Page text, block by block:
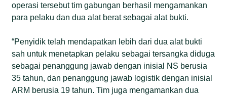
operasi tersebut tim gabungan berhasil mengamankan
para pelaku dan dua alat berat sebagai alat bukti.
“Penyidik telah mendapatkan lebih dari dua alat bukti
sah untuk menetapkan pelaku sebagai tersangka diduga
sebagai penanggung jawab dengan inisial NS berusia
35 tahun, dan penanggung jawab logistik dengan inisial
ARM berusia 19 tahun. Tim juga mengamankan dua